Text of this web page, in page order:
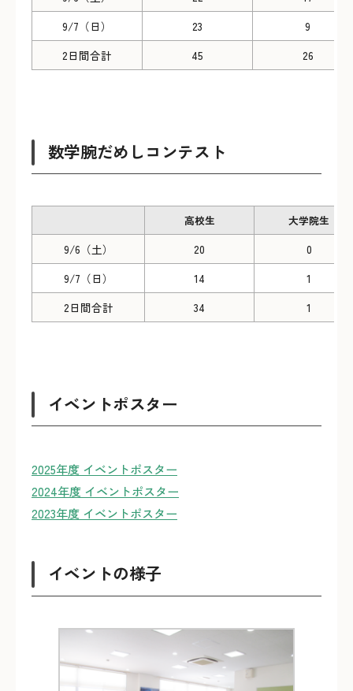
9/7（日）
23
9
2日間合計
45 26
数学腕だめしコンテスト
高校生 大学院生
9/6（土） 20
0
9/7（日）
14
1
2日間合計
34 1
イベントポスター
2025年度 イベントポスター
2024年度 イベントポスター
2023年度 イベントポスター
イベントの様子